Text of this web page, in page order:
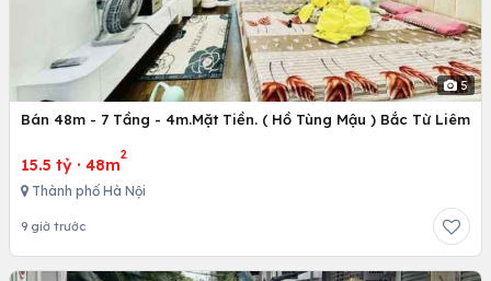
5
Bán 48m - 7 Tầng - 4m.Mặt Tiền. ( Hồ Tùng Mậu ) Bắc Từ Liêm
15.5 tỷ · 48m
2
Thành phố Hà Nội
9 giờ trước